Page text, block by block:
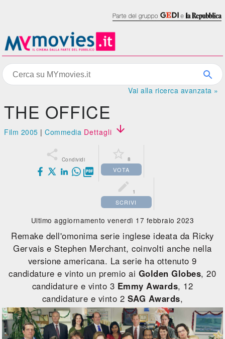
Vai alla ricerca avanzata »
THE OFFICE
Film 2005 |Commedia Dettagli 
 Condividi

 8
VOTA
 1
SCRIVI
Ultimo aggiornamento venerdì 17 febbraio 2023
Remake dell'omonima serie inglese ideata da Ricky
Gervais e Stephen Merchant, coinvolti anche nella
versione americana. La serie ha ottenuto 9
candidature e vinto un premio ai Golden Globes, 20
candidature e vinto 3 Emmy Awards, 12
candidature e vinto 2 SAG Awards,